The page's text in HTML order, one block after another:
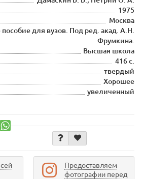
1975
Москва
для вузов. Под ред. акад. А.Н.
Фрумкина.
Высшая школа
416 с.
твердый
Хорошее
увеличенный
Предоставляем
фотографии перед